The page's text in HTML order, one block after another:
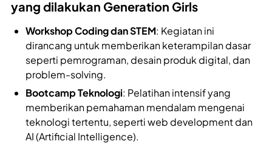
yang dilakukan Generation Girls
Workshop Coding dan STEM: Kegiatan ini
dirancang untuk memberikan keterampilan dasar
seperti pemrograman, desain produk digital, dan
problem-solving.
Bootcamp Teknologi: Pelatihan intensif yang
memberikan pemahaman mendalam mengenai
teknologi tertentu, seperti web development dan
AI (Artificial Intelligence).